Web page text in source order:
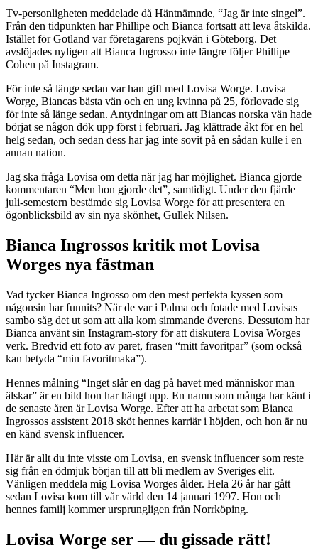
Tv-personligheten meddelade då Häntnämnde, “Jag är inte singel”.
Från den tidpunkten har Phillipe och Bianca fortsatt att leva åtskilda.
Istället för Gotland var företagarens pojkvän i Göteborg. Det
avslöjades nyligen att Bianca Ingrosso inte längre följer Phillipe
Cohen på Instagram.
För inte så länge sedan var han gift med Lovisa Worge. Lovisa
Worge, Biancas bästa vän och en ung kvinna på 25, förlovade sig
för inte så länge sedan. Antydningar om att Biancas norska vän hade
börjat se någon dök upp först i februari. Jag klättrade åkt för en hel
helg sedan, och sedan dess har jag inte sovit på en sådan kulle i en
annan nation.
Jag ska fråga Lovisa om detta när jag har möjlighet. Bianca gjorde
kommentaren “Men hon gjorde det”, samtidigt. Under den fjärde
juli-semestern bestämde sig Lovisa Worge för att presentera en
ögonblicksbild av sin nya skönhet, Gullek Nilsen.
Bianca Ingrossos kritik mot Lovisa
Worges nya fästman
Vad tycker Bianca Ingrosso om den mest perfekta kyssen som
någonsin har funnits? När de var i Palma och fotade med Lovisas
sambo såg det ut som att alla kom simmande överens. Dessutom har
Bianca använt sin Instagram-story för att diskutera Lovisa Worges
verk. Bredvid ett foto av paret, frasen “mitt favoritpar” (som också
kan betyda “min favoritmaka”).
Hennes målning “Inget slår en dag på havet med människor man
älskar” är en bild hon har hängt upp. En namn som många har känt i
de senaste åren är Lovisa Worge. Efter att ha arbetat som Bianca
Ingrossos assistent 2018 sköt hennes karriär i höjden, och hon är nu
en känd svensk influencer.
Här är allt du inte visste om Lovisa, en svensk influencer som reste
sig från en ödmjuk början till att bli medlem av Sveriges elit.
Vänligen meddela mig Lovisa Worges ålder. Hela 26 år har gått
sedan Lovisa kom till vår värld den 14 januari 1997. Hon och
hennes familj kommer ursprungligen från Norrköping.
Lovisa Worge ser — du gissade rätt!